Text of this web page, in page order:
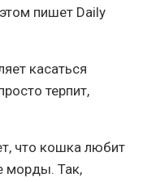
пишет Daily
касаться
терпит,
что кошка любит
морды. Так,